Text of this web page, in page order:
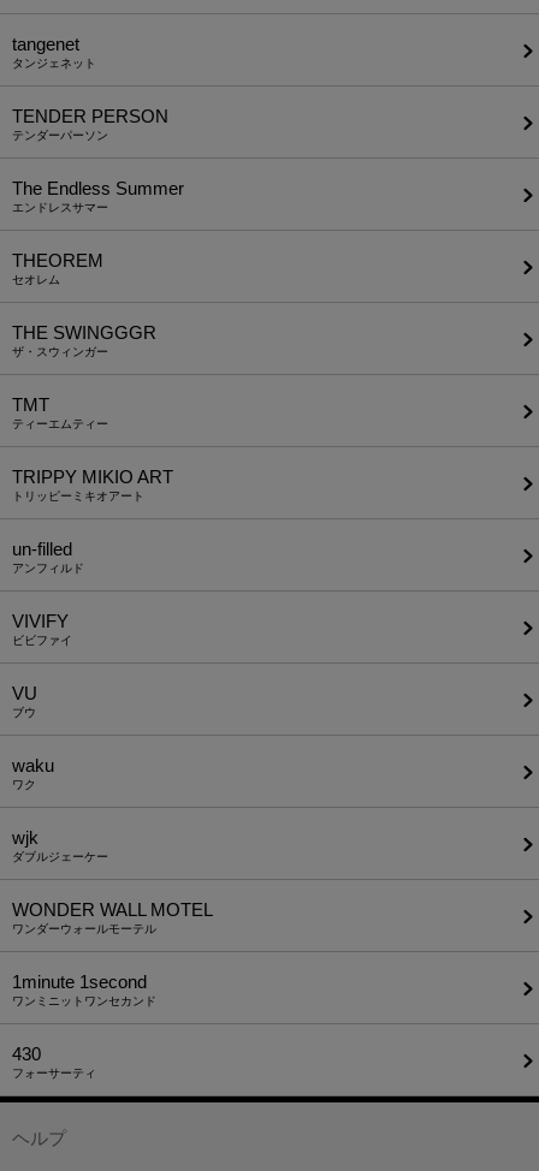
tangenet
タンジェネット
TENDER PERSON
テンダーパーソン
The Endless Summer
エンドレスサマー
THEOREM
セオレム
THE SWINGGGR
ザ・スウィンガー
TMT
ティーエムティー
TRIPPY MIKIO ART
トリッピーミキオアート
un-filled
アンフィルド
VIVIFY
ビビファイ
VU
ブウ
waku
ワク
wjk
ダブルジェーケー
WONDER WALL MOTEL
ワンダーウォールモーテル
1minute​ 1second
ワンミニットワンセカンド
430
フォーサーティ
ヘルプ